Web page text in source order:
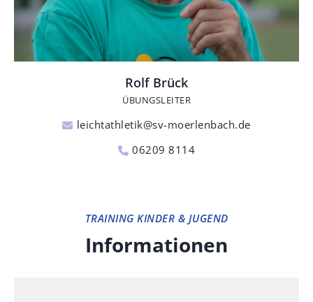
Rolf Brück
ÜBUNGSLEITER
leichtathletik@sv-moerlenbach.de
06209 8114
TRAINING KINDER & JUGEND
Informationen